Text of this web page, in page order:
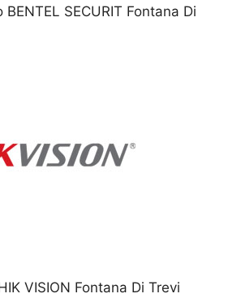
SECURIT Fontana Di
VISION Fontana Di Trevi